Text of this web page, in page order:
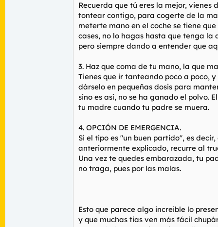
Recuerda que tú eres la mejor,
tontear contigo, para cogerte de la
meterte mano en el coche se tiene
cases, no lo hagas hasta que tenga la
pero siempre dando a entender que
3. Haz que coma de tu mano, la que
Tienes que ir tanteando poco a poco,
dárselo en pequeñas dosis para
sino es así, no se ha ganado el polvo.
tu madre cuando tu padre se muera.
4. OPCIÓN DE EMERGENCIA.
Si el tipo es "un buen partido", es
anteriormente explicado, recurre al
Una vez te quedes embarazada, tu
no traga, pues por las malas.
Esto que parece algo increible lo
y que muchas tias ven más fácil